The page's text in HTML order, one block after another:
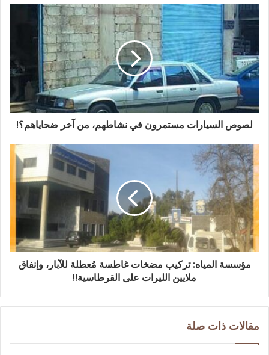
لصوص السيارات مستمرون في نشاطهم، من آخر ضحاياهم؟!
مؤسسة المياه: تركيب مضخات غاطسة مُعطلة للآبار، وإنفاق
ملايين الليرات على القرطاسية!!
مقالات ذات صلة